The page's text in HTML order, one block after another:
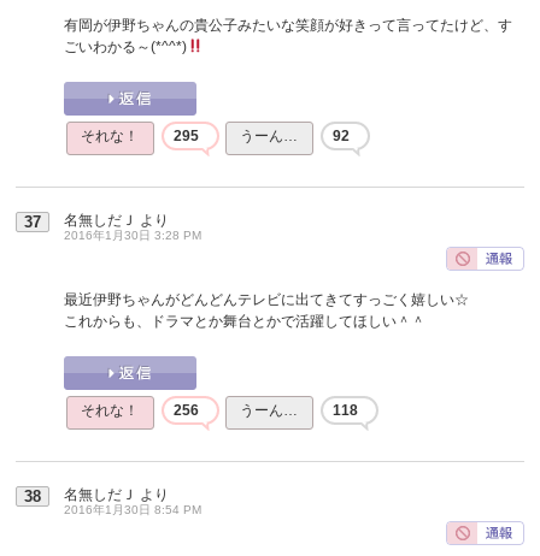
有岡が伊野ちゃんの貴公子みたいな笑顔が好きって言ってたけど、す
ごいわかる～(*^^*)
それな！ 295 うーん… 92
37 名無しだＪ より
2016年1月30日 3:28 PM
最近伊野ちゃんがどんどんテレビに出てきてすっごく嬉しい☆
これからも、ドラマとか舞台とかで活躍してほしい＾＾
それな！ 256 うーん… 118
38 名無しだＪ より
2016年1月30日 8:54 PM